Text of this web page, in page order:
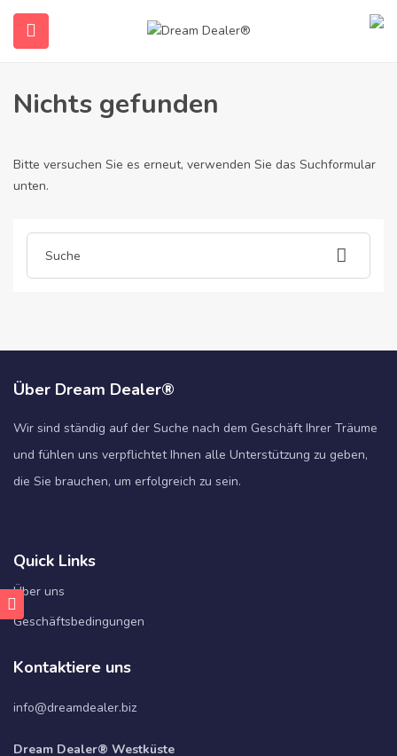
(Deutsch)
Home Artikel gepostet von veleco-mobility-scooters9103
Veleco-Mobility-Scooters9103
Nichts gefunden
Bitte versuchen Sie es erneut, verwenden Sie das Suchformular
unten.
Über Dream Dealer®
Wir sind ständig auf der Suche nach dem Geschäft Ihrer Träume
und fühlen uns verpflichtet Ihnen alle Unterstützung zu geben,
die Sie brauchen, um erfolgreich zu sein.
Quick Links
Über uns
Geschäftsbedingungen
Kontaktiere uns
info@dreamdealer.biz
Dream Dealer® Westküste